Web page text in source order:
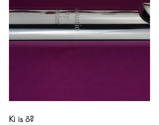
Ki is õ?